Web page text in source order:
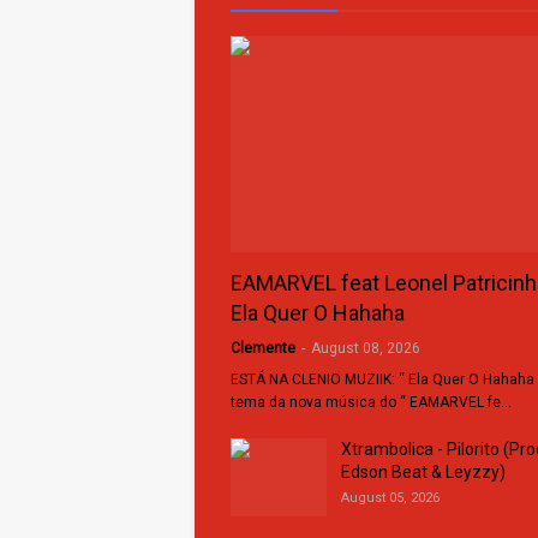
EAMARVEL feat Leonel
Ela Quer O Hahaha
Clemente - August 08, 2026
ESTÁ NA CLENIO MUZIIK: “ Ela Quer O
tema da nova música do “ EAMARVEL fe…
Xtrambolica - Pilorito
Edson Beat & Leyzzy)
August 05, 2026